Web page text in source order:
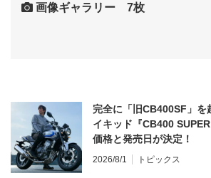
画像ギャラリー 7枚
完全に「旧CB400SF」
イキッド『CB400
価格と発売日が決定！
2026/8/1 トピックス